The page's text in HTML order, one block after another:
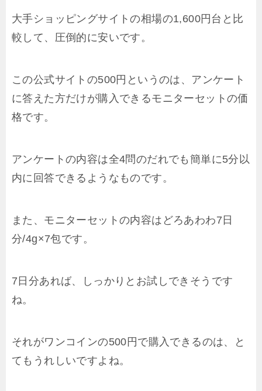
大手ショッピングサイトの相場の1,600円台と比
較して、圧倒的に安いです。
この公式サイトの500円というのは、アンケート
に答えた方だけが購入できるモニターセットの価
格です。
アンケートの内容は全4問のだれでも簡単に5分以
内に回答できるようなものです。
また、モニターセットの内容はどろあわわ7日
分/4g×7包です。
7日分あれば、しっかりとお試しできそうです
ね。
それがワンコインの500円で購入できるのは、と
てもうれしいですよね。